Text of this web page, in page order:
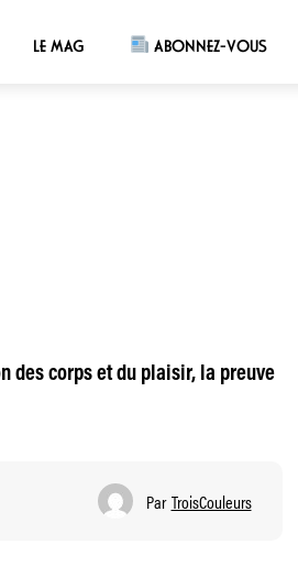
LE MAG ABONNEZ-VOUS
des corps et du plaisir, la preuve
Par TroisCouleurs